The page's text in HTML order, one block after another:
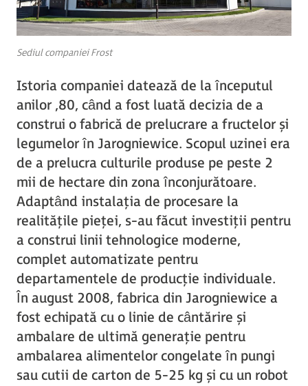
Sediul companiei Frost
Istoria companiei datează de la începutul
anilor ‚80, când a fost luată decizia de a
construi o fabrică de prelucrare a fructelor și
legumelor în Jarogniewice. Scopul uzinei era
de a prelucra culturile produse pe peste 2
mii de hectare din zona înconjurătoare.
Adaptând instalația de procesare la
realitățile pieței, s-au făcut investiții pentru
a construi linii tehnologice moderne,
complet automatizate pentru
departamentele de producție individuale.
În august 2008, fabrica din Jarogniewice a
fost echipată cu o linie de cântărire și
ambalare de ultimă generație pentru
ambalarea alimentelor congelate în pungi
sau cutii de carton de 5-25 kg și cu un robot